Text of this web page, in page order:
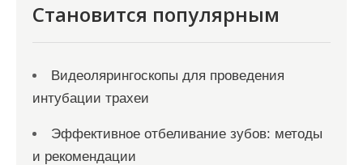
м
Становится популярным
Видеолярингоскопы для проведения
интубации трахеи
Эффективное отбеливание зубов: методы
и рекомендации